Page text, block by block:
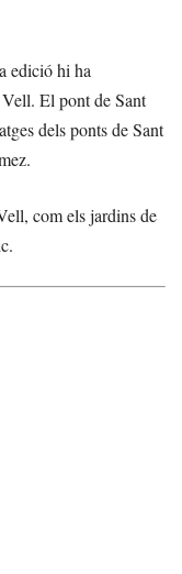
edició hi ha
El pont de Sant
dels ponts de Sant
com els jardins de